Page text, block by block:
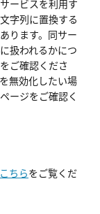
ービスを利用す
字列に置換する
ります。同サー
扱われるかにつ
ご確認くださ
無効化したい場
ージをご確認く
こちらをご覧くだ